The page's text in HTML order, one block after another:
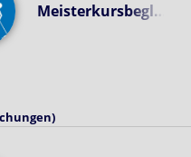
Meisterkursbegl…